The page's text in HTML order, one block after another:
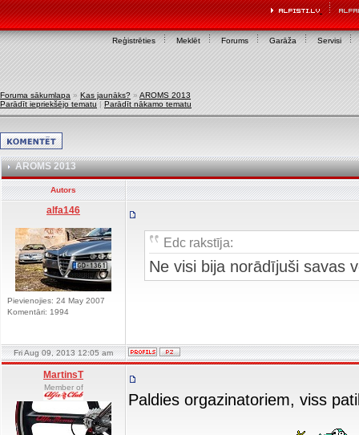
Reģistrēties Meklēt Forums Garāža Servisi
Foruma sākumlapa » Kas jaunāks? » AROMS 2013
Parādīt iepriekšējo tematu | Parādīt nākamo tematu
AROMS 2013
Autors
alfa146
Pievienojies: 24 May 2007
Komentāri: 1994
Edc rakstīja:
Ne visi bija norādījuši savas
Fri Aug 09, 2013 12:05 am
MartinsT
Member of
Paldies orgazinatoriem, viss